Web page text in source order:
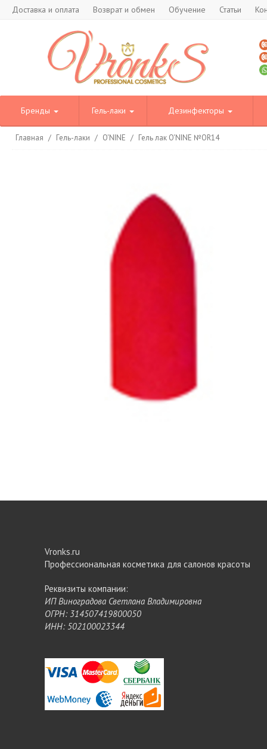
Доставка и оплата Возврат и обмен Обучение Статьи
Бренды Гель-лаки Дезинфекторы
Главная / Гель-лаки / O'NINE / Гель лак O'NINE №OR14
Vronks.ru
Профессиональная косметика для салонов красоты
Реквизиты компании:
ИП Виноградова Светлана Владимировна
ОГРН: 314507419800050
ИНН: 502100023344